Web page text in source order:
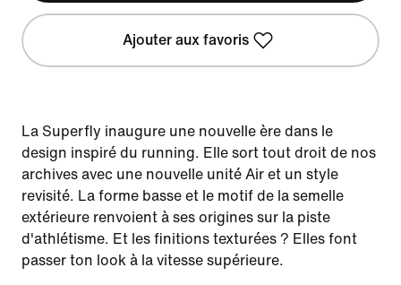
Ajouter aux favoris
La Superfly inaugure une nouvelle ère dans le
design inspiré du running. Elle sort tout droit de nos
archives avec une nouvelle unité Air et un style
revisité. La forme basse et le motif de la semelle
extérieure renvoient à ses origines sur la piste
d'athlétisme. Et les finitions texturées ? Elles font
passer ton look à la vitesse supérieure.